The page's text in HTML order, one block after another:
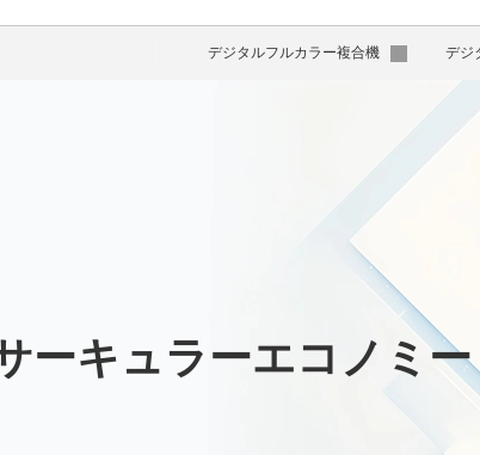
デジタルフルカラー複合機 デジ
ーキュラーエコノミー